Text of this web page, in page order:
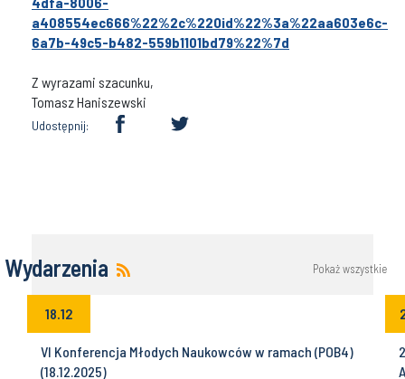
a408554ec666%22%2c%22Oid%22%3a%22aa603e6c-
6a7b-49c5-b482-559b1101bd79%22%7d
Z wyrazami szacunku,
Tomasz Haniszewski
Udostępnij:
Wydarzenia Pokaż wszystkie
18.12
VI Konferencja Młodych Naukowców w ramach (POB4)
(18.12.2025)